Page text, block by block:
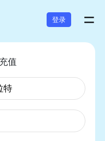
登录 =
值